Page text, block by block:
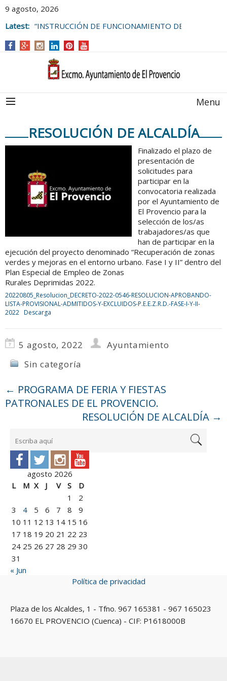
9 agosto, 2026
Latest: “INSTRUCCIÓN DE FUNCIONAMIENTO DE
AYUNTAMIENTO DE EL PROVENCIO
Menu
RESOLUCIÓN DE ALCALDÍA
Finalizado el plazo de
presentación de
solicitudes para
participar en la
convocatoria realizada
por el Ayuntamiento de
El Provencio para la
selección de los/as
trabajadores/as que
han de participar en la
ejecución del proyecto denominado “Recuperación de zonas
verdes y mejoras en el entorno urbano. Fase I y II” dentro del
Plan Especial de Empleo de Zonas
Rurales Deprimidas 2022.
20220805_Resolucion_DECRETO-2022-0546-RESOLUCION-APROBANDO-
LISTA-PROVISIONAL-ADMITIDOS-Y-EXCLUIDOS-P.E.E.Z.R.D.-FASE-I-Y-II-
2022 Descarga
5 agosto, 2022
Ayuntamiento
Sin categoría
← PROGRAMA DE FERIA Y FIESTAS
PATRONALES DE EL PROVENCIO.
RESOLUCIÓN DE ALCALDÍA →
agosto 2026
L
M X J V S
D
1
2
3
4 5 6 7 8
9
10 11 12 13 14 15 16
17 18 19 20 21 22 23
24 25 26 27 28 29 30
31
« Jun
Política de privacidad
Plaza de los Alcaldes, 1 - Tfno. 967 165381 - 967 165023
16670 EL PROVENCIO (Cuenca) - CIF: P1618000B